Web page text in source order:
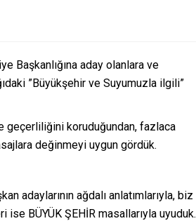
Başkanlığına aday olanlara ve
”Büyükşehir ve Suyumuzla ilgili”
geçerliliğini koruduğundan, fazlaca
değinmeyi uygun gördük.
adaylarının ağdalı anlatımlarıyla, biz
ise BÜYÜK ŞEHİR masallarıyla uyuduk.